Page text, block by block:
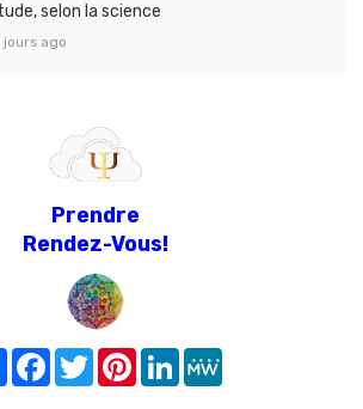
selon la science
jours ago
Prendre
Rendez-Vous!
Share FacebookTwitterPinterest
LinkedIn